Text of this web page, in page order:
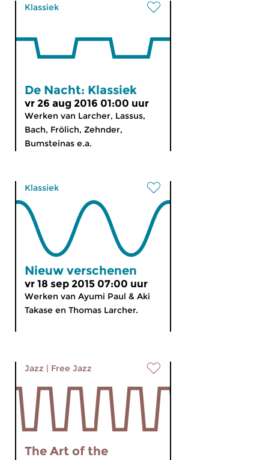
Klassiek
De Nacht: Klassiek
vr 26 aug 2016 01:00 uur
Werken van Larcher, Lassus,
Bach, Frölich, Zehnder,
Bumsteinas e.a.
Klassiek
Nieuw verschenen
vr 18 sep 2015 07:00 uur
Werken van Ayumi Paul & Aki
Takase en Thomas Larcher.
Jazz | Free Jazz
The Art of the